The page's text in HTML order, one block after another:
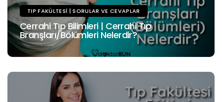
TIP FAKÜLTESI | SORULAR VE CEVAPLAR
Cerrahi Tıp Bilimleri | Cerrahi Tıp
Branşları/Bölümleri Nelerdir?